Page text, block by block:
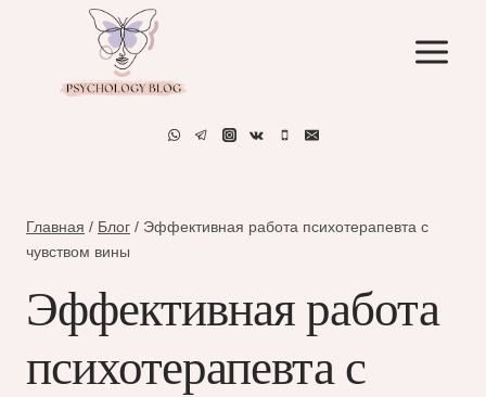
содержимому
Главная / Блог / Эффективная работа психотерапевта с
чувством вины
Эффективная работа
психотерапевта с